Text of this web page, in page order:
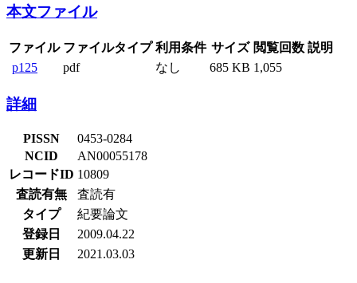
本文ファイル
ファイル ファイルタイプ 利用条件 サイズ 閲覧回数 説明
p125
pdf なし 685 KB 1,055
詳細
PISSN
0453-0284
NCID
AN00055178
レコードID 10809
査読有無
査読有
タイプ
紀要論文
登録日
2009.04.22
更新日
2021.03.03